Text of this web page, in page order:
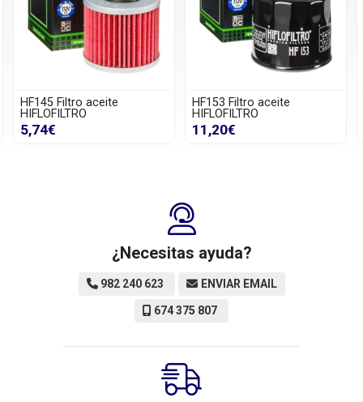
HF145 Filtro aceite
HIFLOFILTRO
5,74€
HF153 Filtro aceite
HIFLOFILTRO
11,20€
¿Necesitas ayuda?
982 240 623 ENVIAR EMAIL
674 375 807